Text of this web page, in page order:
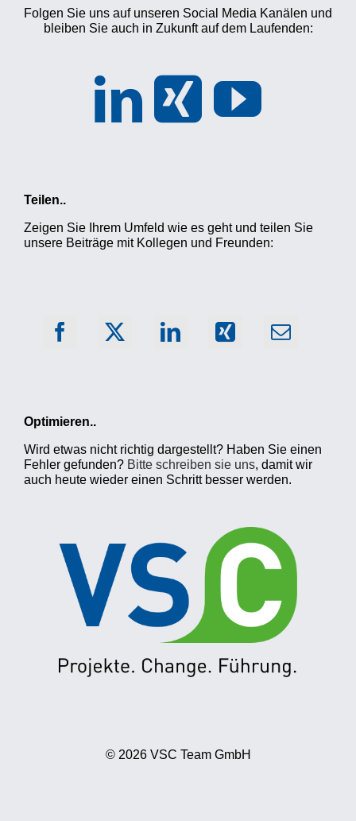
Folgen Sie uns auf unseren Social Media Kanälen und
bleiben Sie auch in Zukunft auf dem Laufenden:
Teilen..
Zeigen Sie Ihrem Umfeld wie es geht und teilen Sie
unsere Beiträge mit Kollegen und Freunden:
Optimieren..
Wird etwas nicht richtig dargestellt? Haben Sie einen
Fehler gefunden? Bitte schreiben sie uns, damit wir
auch heute wieder einen Schritt besser werden.
© 2026 VSC Team GmbH